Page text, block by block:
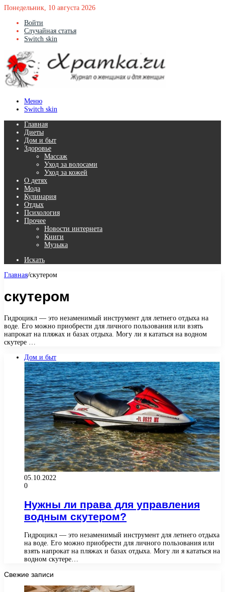
Понедельник, 10 августа 2026
Войти
Случайная статья
Switch skin
Меню
Switch skin
Главная
Диеты
Дом и быт
Здоровье
Массаж
Уход за волосами
Уход за кожей
О детях
Мода
Кулинария
Отдых
Психология
Прочее
Новости интернета
Книги
Музыка
Искать
Главная/скутером
скутером
Гидроцикл — это незаменимый инструмент для летнего отдыха на
воде. Его можно приобрести для личного пользования или взять
напрокат на пляжах и базах отдыха. Могу ли я кататься на водном
скутере …
Дом и быт
05.10.2022
0
Нужны ли права для управления
водным скутером?
Гидроцикл — это незаменимый инструмент для летнего отдыха
на воде. Его можно приобрести для личного пользования или
взять напрокат на пляжах и базах отдыха. Могу ли я кататься на
водном скутере…
Свежие записи